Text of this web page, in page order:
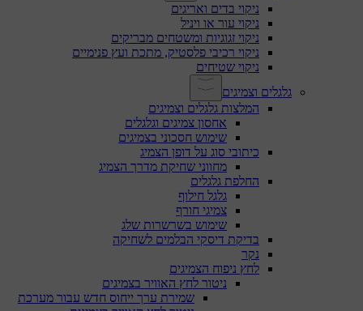
ניקוי בדים ואריגים
ניקוי עור או ויניל
ניקוי זגוגיות ומשטחים מבריקים
ניקוי רכיבי פלסטיק, מתכת ועץ פנימיים
ניקוי שטיחים
גלגלים וצמיגים
המלצות גלגלים וצמיגים
אחסון צמיגים וגלגלים
שימוש חסכוני בצמיגים
כיתובי סוג על דופן הצמיג
מחווני שחיקת מדרך הצמיג
החלפת גלגלים
גלגל חילוף
צמיגי חורף
שימוש בשרשרות שלג
בדיקת דיסקי הבלמים לשחיקה
נקר
לחץ ניפוח הצמיגים
ניטור לחץ האוויר בצמיגים
שמירת ערך ייחוס חדש עבור מערכת